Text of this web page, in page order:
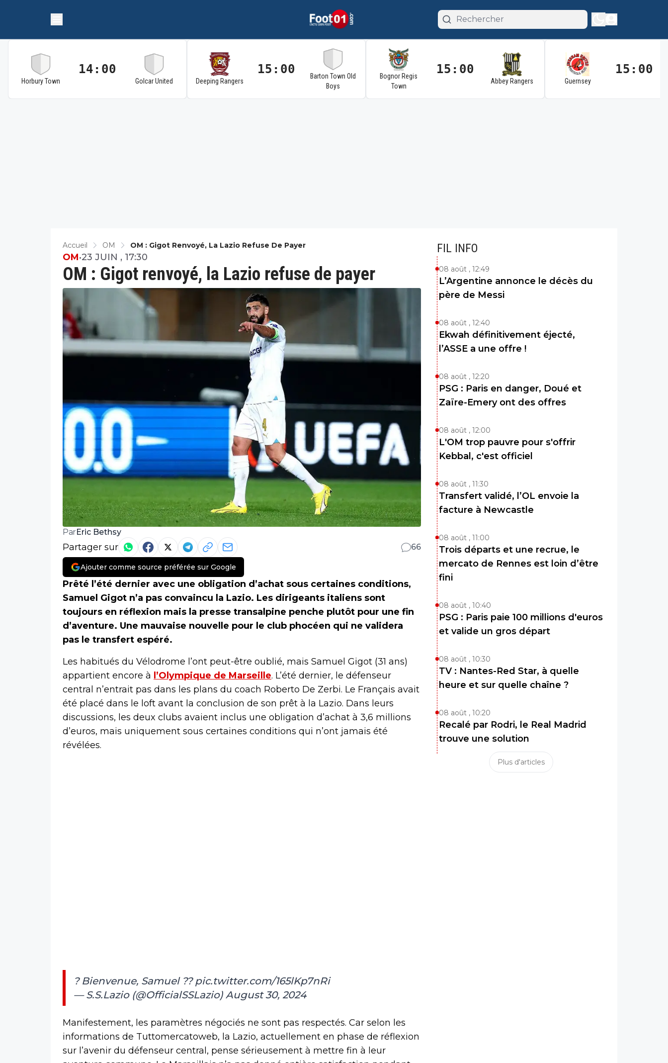
Horbury Town
14:00
Golcar United Deeping Rangers
15:00
Barton Town Old
Boys
Bognor Regis
Town
15:00
Abbey Rangers Guernsey
15:00
Accueil OM OM : Gigot Renvoyé, La Lazio Refuse De Payer
OM : Gigot renvoyé, la Lazio refuse de payer
OM•23 JUIN , 17:30
ParEric Bethsy
Partager sur 66
Ajouter comme source préférée sur Google
Prêté l’été dernier avec une obligation d’achat sous certaines conditions,
Samuel Gigot n’a pas convaincu la Lazio. Les dirigeants italiens sont
toujours en réflexion mais la presse transalpine penche plutôt pour une fin
d’aventure. Une mauvaise nouvelle pour le club phocéen qui ne validera
pas le transfert espéré.
Les habitués du Vélodrome l’ont peut-être oublié, mais Samuel Gigot (31 ans)
appartient encore à l’Olympique de Marseille. L’été dernier, le défenseur
central n’entrait pas dans les plans du coach Roberto De Zerbi. Le Français avait
été placé dans le loft avant la conclusion de son prêt à la Lazio. Dans leurs
discussions, les deux clubs avaient inclus une obligation d’achat à 3,6 millions
d’euros, mais uniquement sous certaines conditions qui n’ont jamais été
révélées.
? Bienvenue, Samuel ?? pic.twitter.com/165lKp7nRi
— S.S.Lazio (@OfficialSSLazio) August 30, 2024
Manifestement, les paramètres négociés ne sont pas respectés. Car selon les
informations de Tuttomercatoweb, la Lazio, actuellement en phase de réflexion
sur l’avenir du défenseur central, pense sérieusement à mettre fin à leur
FIL INFO
08 août , 12:49
L’Argentine annonce le décès du
père de Messi
08 août , 12:40
Ekwah définitivement éjecté,
l’ASSE a une offre !
08 août , 12:20
PSG : Paris en danger, Doué et
Zaïre-Emery ont des offres
08 août , 12:00
L'OM trop pauvre pour s'offrir
Kebbal, c'est officiel
08 août , 11:30
Transfert validé, l’OL envoie la
facture à Newcastle
08 août , 11:00
Trois départs et une recrue, le
mercato de Rennes est loin d’être
fini
08 août , 10:40
PSG : Paris paie 100 millions d'euros
et valide un gros départ
08 août , 10:30
TV : Nantes-Red Star, à quelle
heure et sur quelle chaîne ?
08 août , 10:20
Recalé par Rodri, le Real Madrid
trouve une solution
Plus d'articles